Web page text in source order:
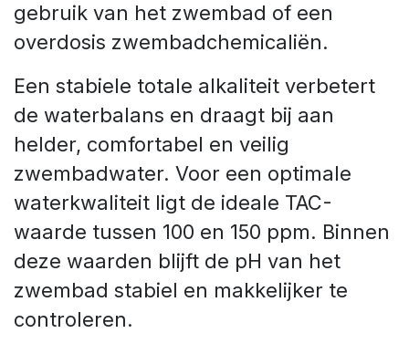
gebruik van het zwembad of een
overdosis zwembadchemicaliën.
Een stabiele totale alkaliteit verbetert
de waterbalans en draagt bij aan
helder, comfortabel en veilig
zwembadwater. Voor een optimale
waterkwaliteit ligt de ideale TAC-
waarde tussen 100 en 150 ppm. Binnen
deze waarden blijft de pH van het
zwembad stabiel en makkelijker te
controleren.